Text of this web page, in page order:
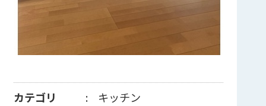
カテゴリ
キッチン